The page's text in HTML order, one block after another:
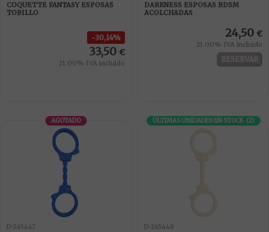
COQUETTE FANTASY ESPOSAS
TOBILLO
30,14%
33,50 €
21.00% IVA incluido
DARKNESS ESPOSAS BDSM
ACOLCHADAS
24,50 €
21.00% IVA incluido
RESERVAR
AGOTADO
D-245447
ÚLTIMAS UNIDADES EN STOCK (2)
D-245448